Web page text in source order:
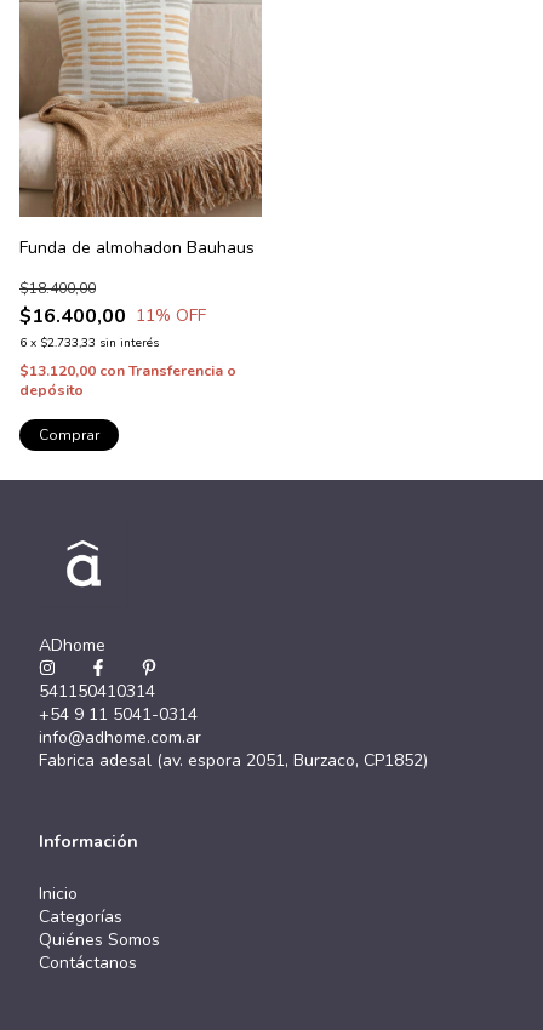
Funda de almohadon Bauhaus
$16.400,00
$18.400,00
11% OFF
6 x $2.733,33 sin interés
$13.120,00 conTransferencia o
depósito
Comprar
ADhome
541150410314
+54 9 11 5041-0314
info@adhome.com.ar
Fabrica adesal (av. espora 2051, Burzaco, CP1852)
Información
Inicio
Categorías
Quiénes Somos
Contáctanos